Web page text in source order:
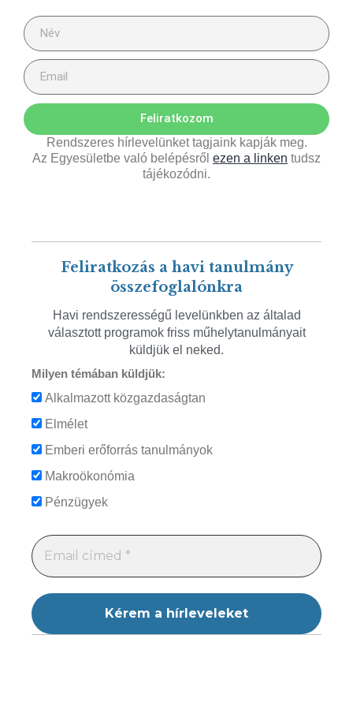
Feliratkozom
Rendszeres hírlevelünket tagjaink kapják meg.
Az Egyesületbe való belépésről ezen a linken tudsz
tájékozódni.
Feliratkozás a havi tanulmány
összefoglalónkra
Havi rendszerességű levelünkben az általad
választott programok friss műhelytanulmányait
küldjük el neked.
Milyen témában küldjük:
Alkalmazott közgazdaságtan
Elmélet
Emberi erőforrás tanulmányok
Makroökonómia
Pénzügyek